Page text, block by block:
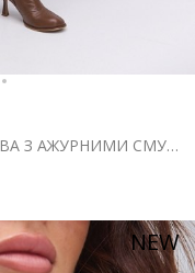
ЖІНОЧА В`ЯЗАНА КОФТА ПОЛО РОЖЕВА З АЖУРНИМИ СМУЖКАМИ
NEW